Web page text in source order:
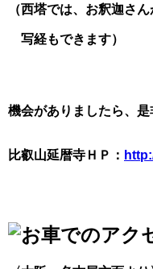
（西塔では、お釈迦さ
写経もできます）
機会がありましたら、是
比叡山延暦寺ＨＰ：